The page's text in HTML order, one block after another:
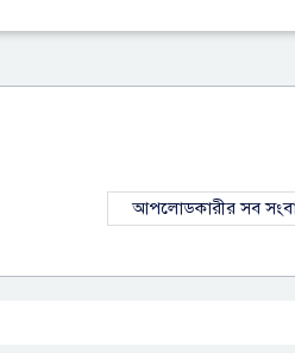
আপলোডকারীর সব